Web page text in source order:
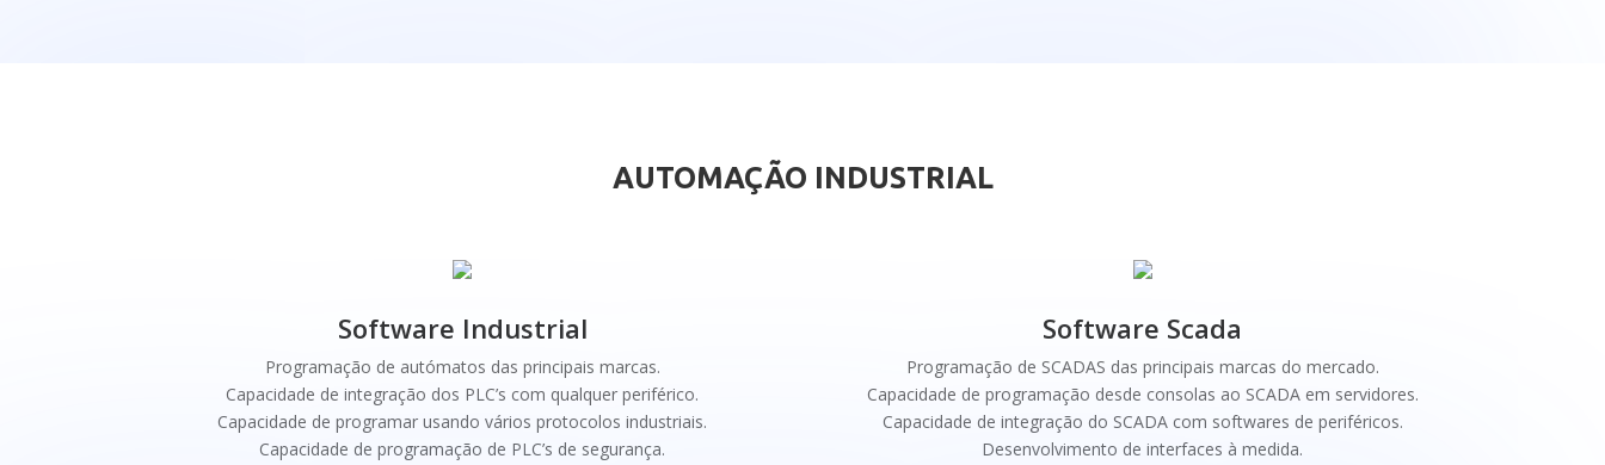
AUTOMAÇÃO INDUSTRIAL
Software Industrial
Programação de autómatos das principais marcas.
Capacidade de integração dos PLC’s com qualquer periférico.
Capacidade de programar usando vários protocolos industriais.
Capacidade de programação de PLC’s de segurança.
Software Scada
Programação de SCADAS das principais marcas do mercado.
Capacidade de programação desde consolas ao SCADA em servidores.
Capacidade de integração do SCADA com softwares de periféricos.
Desenvolvimento de interfaces à medida.